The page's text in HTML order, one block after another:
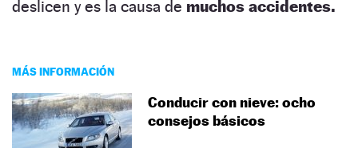
deslicen y es la causa de muchos accidentes.
MÁS INFORMACIÓN
Conducir con nieve: ocho
consejos básicos